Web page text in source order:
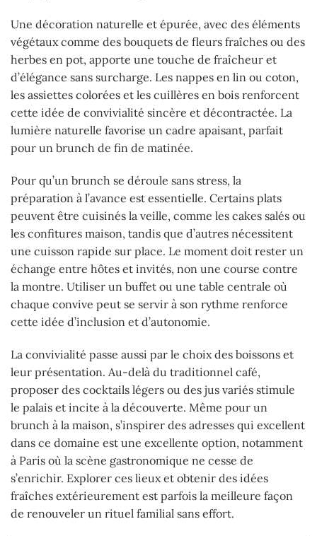
Une décoration naturelle et épurée, avec des éléments
végétaux comme des bouquets de fleurs fraîches ou des
herbes en pot, apporte une touche de fraîcheur et
d’élégance sans surcharge. Les nappes en lin ou coton,
les assiettes colorées et les cuillères en bois renforcent
cette idée de convivialité sincère et décontractée. La
lumière naturelle favorise un cadre apaisant, parfait
pour un brunch de fin de matinée.
Pour qu’un brunch se déroule sans stress, la
préparation à l’avance est essentielle. Certains plats
peuvent être cuisinés la veille, comme les cakes salés ou
les confitures maison, tandis que d’autres nécessitent
une cuisson rapide sur place. Le moment doit rester un
échange entre hôtes et invités, non une course contre
la montre. Utiliser un buffet ou une table centrale où
chaque convive peut se servir à son rythme renforce
cette idée d’inclusion et d’autonomie.
La convivialité passe aussi par le choix des boissons et
leur présentation. Au-delà du traditionnel café,
proposer des cocktails légers ou des jus variés stimule
le palais et incite à la découverte. Même pour un
brunch à la maison, s’inspirer des adresses qui excellent
dans ce domaine est une excellente option, notamment
à Paris où la scène gastronomique ne cesse de
s’enrichir. Explorer ces lieux et obtenir des idées
fraîches extérieurement est parfois la meilleure façon
de renouveler un rituel familial sans effort.